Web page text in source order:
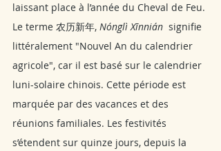
laissant place à l’année du Cheval de Feu.
Le terme 农历新年, Nónglì Xīnnián signifie
littéralement "Nouvel An du calendrier
agricole", car il est basé sur le calendrier
luni-solaire chinois. Cette période est
marquée par des vacances et des
réunions familiales. Les festivités
s’étendent sur quinze jours, depuis la